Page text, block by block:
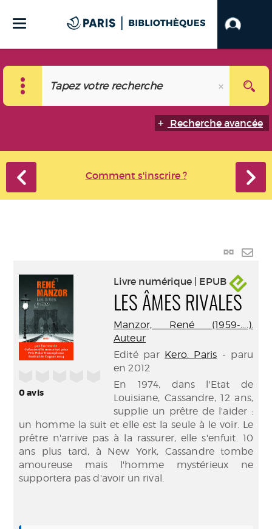
Recherche avancée
Comment s'inscrire ?
Lien
0avis
Livre numérique | EPUB
LES ÂMES RIVALES
Manzor, René (1959-....).
Auteur
Edité par Kero. Paris - paru
en 2012
En 1974, dans l'Etat de
Louisiane, Cassandre, 12 ans,
supplie un prêtre de l'aider :
un homme la suit et elle est la seule à le voir. Le
prêtre n'arrive pas à la rassurer, elle s'enfuit. 10
ans plus tard, à New York, Cassandre tombe
amoureuse mais l'homme mystérieux ne
supportera pas d'avoir un rival.